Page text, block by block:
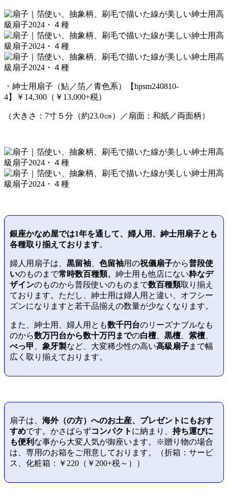
・紳士用扇子（鮎／箔／青色系）【hpsm240810-
4】￥14,300（￥13,000+税）
（大きさ：7寸５分（約23.0㎝）／扇面：和紙／両面柄）
銀座かなめ屋では1年を通して、婦人用、紳士用扇子とも
各種取り揃えております。
婦人用扇子は、 黒留袖、 色留袖用の祝儀扇子から普段使
いのものまで常時数百種類、 紳士用も他店にない粋なデ
ザインのものから普段使いのものまで数百種類取り揃え
ております。ただし、紳士用は婦人用と違い、オフシー
ズンになりますと若干品揃えの数量が少なくなります。
また、紳士用、婦人用とも数千円台のリーズナブルなも
のから数万円台から数十万円までの白檀、 黒檀、 紫檀、
べっ甲 、 象牙製など、大変稀少性の高い高級扇子まで幅
広く取り揃えております。
扇子は、 海外（の方）へのお土産、プレゼントにもおす
すめです。かさばらずコンパクト に納まり、 持ち運びに
も便利 な事から大変人気が御座います。※贈り物の場合
は、専用のお箱をご用意しております。（折箱：サービ
ス、化粧箱：￥220（￥200+税～））